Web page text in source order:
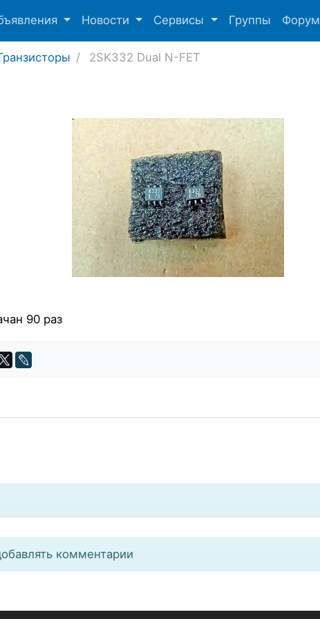
Новости Сервисы Группы Форум
2SK332 Dual N-FET
90 раз
комментарии